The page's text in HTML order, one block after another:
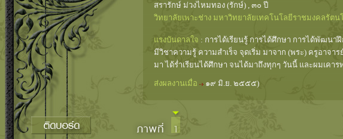
สรารักษ์ ม่วงไหมทอง (รักษ์) , ๓๐ ปี
วิทยาลัยเพาะช่าง มหาวิทยาลัยเทคโนโลยีราชมงคลรัต
แรงบันดาลใจ : การได้เรียนรู้ การได้ศึกษา การได้พัฒน
มีวิชาความรู้ ความสำเร็จ จุดเริ่ม มาจาก (พระ) ครูอาจา
มา ได้ร่ำเรียนได้ศึกษา จนได้มาถึงทุกๆ วันนี้ และผมเคา
ส่งผลงานเมื่อ ๑๙ มิ.ย. ๒๕๕๕)